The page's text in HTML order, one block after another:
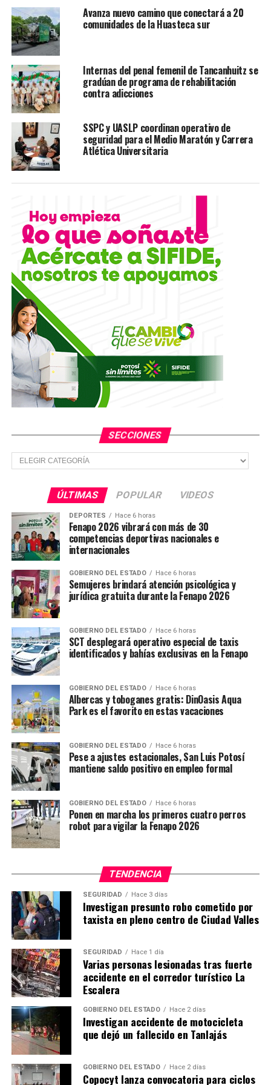
YA VIENE
Hombre fue presuntamente asesinado por su propio hijo
NO TE PIERDAS
Mujer es acusada de conducir un vehículo robado
Avanza nuevo camino que conectará a 20
comunidades de la Huasteca sur
Internas del penal femenil de Tancanhuitz se
gradúan de programa de rehabilitación
contra adicciones
SSPC y UASLP coordinan operativo de
seguridad para el Medio Maratón y Carrera
Atlética Universitaria
SECCIONES
Secciones
ÚLTIMAS POPULAR VIDEOS
DEPORTES Hace 6 horas
Fenapo 2026 vibrará con más de 30
competencias deportivas nacionales e
internacionales
GOBIERNO DEL ESTADO Hace 6 horas
Semujeres brindará atención psicológica y
jurídica gratuita durante la Fenapo 2026
GOBIERNO DEL ESTADO Hace 6 horas
SCT desplegará operativo especial de taxis
identificados y bahías exclusivas en la Fenapo
GOBIERNO DEL ESTADO Hace 6 horas
Albercas y toboganes gratis: DinOasis Aqua
Park es el favorito en estas vacaciones
GOBIERNO DEL ESTADO Hace 6 horas
Pese a ajustes estacionales, San Luis Potosí
mantiene saldo positivo en empleo formal
GOBIERNO DEL ESTADO Hace 6 horas
Ponen en marcha los primeros cuatro perros
robot para vigilar la Fenapo 2026
TENDENCIA
SEGURIDAD Hace 3 días
Investigan presunto robo cometido por
taxista en pleno centro de Ciudad Valles
SEGURIDAD Hace 1 día
Varias personas lesionadas tras fuerte
accidente en el corredor turístico La
Escalera
GOBIERNO DEL ESTADO Hace 2 días
Investigan accidente de motocicleta
que dejó un fallecido en Tanlajás
GOBIERNO DEL ESTADO Hace 2 días
Copocyt lanza convocatoria para ciclos